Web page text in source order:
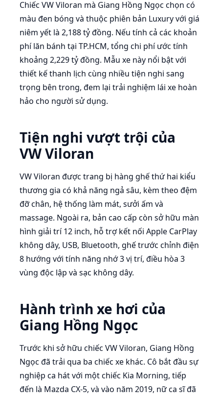
Chiếc VW Viloran mà Giang Hồng Ngọc chọn có
màu đen bóng và thuộc phiên bản Luxury với giá
niêm yết là 2,188 tỷ đồng. Nếu tính cả các khoản
phí lăn bánh tại TP.HCM, tổng chi phí ước tính
khoảng 2,229 tỷ đồng. Mẫu xe này nổi bật với
thiết kế thanh lịch cùng nhiều tiện nghi sang
trọng bên trong, đem lại trải nghiệm lái xe hoàn
hảo cho người sử dụng.
Tiện nghi vượt trội của
VW Viloran
VW Viloran được trang bị hàng ghế thứ hai kiểu
thương gia có khả năng ngả sâu, kèm theo đệm
đỡ chân, hệ thống làm mát, sưởi ấm và
massage. Ngoài ra, bản cao cấp còn sở hữu màn
hình giải trí 12 inch, hỗ trợ kết nối Apple CarPlay
không dây, USB, Bluetooth, ghế trước chỉnh điện
8 hướng với tính năng nhớ 3 vị trí, điều hòa 3
vùng độc lập và sạc không dây.
Hành trình xe hơi của
Giang Hồng Ngọc
Trước khi sở hữu chiếc VW Viloran, Giang Hồng
Ngọc đã trải qua ba chiếc xe khác. Cô bắt đầu sự
nghiệp ca hát với một chiếc Kia Morning, tiếp
đến là Mazda CX-5, và vào năm 2019, nữ ca sĩ đã